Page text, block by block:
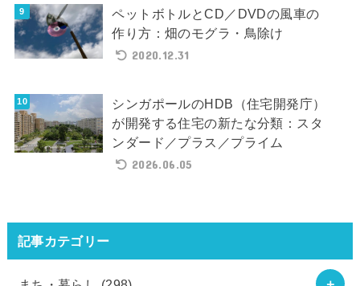
ペットボトルとCD／DVDの風車の
作り方：畑のモグラ・鳥除け
2020.12.31
シンガポールのHDB（住宅開発庁）
が開発する住宅の新たな分類：スタ
ンダード／プラス／プライム
2026.06.05
記事カテゴリー